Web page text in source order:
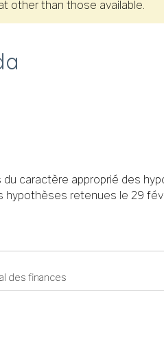
other than those available.
caractère approprié des
retenues le 29
des finances